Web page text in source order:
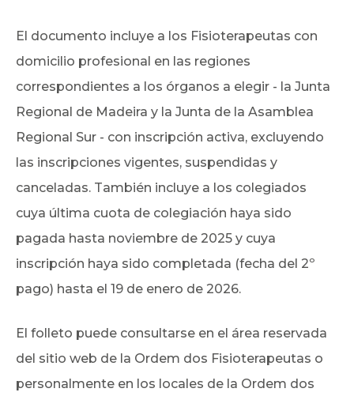
El documento incluye a los Fisioterapeutas con
domicilio profesional en las regiones
correspondientes a los órganos a elegir - la Junta
Regional de Madeira y la Junta de la Asamblea
Regional Sur - con inscripción activa, excluyendo
las inscripciones vigentes, suspendidas y
canceladas. También incluye a los colegiados
cuya última cuota de colegiación haya sido
pagada hasta noviembre de 2025 y cuya
inscripción haya sido completada (fecha del 2º
pago) hasta el 19 de enero de 2026.
El folleto puede consultarse en el área reservada
del sitio web de la Ordem dos Fisioterapeutas o
personalmente en los locales de la Ordem dos